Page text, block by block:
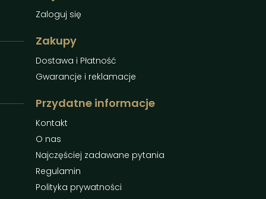
Zaloguj się
Zakupy
Dostawa i Płatność
Gwarancje i reklamacje
Przydatne informacje
Kontakt
O nas
Najczęściej zadawane pytania
Regulamin
Polityka prywatności